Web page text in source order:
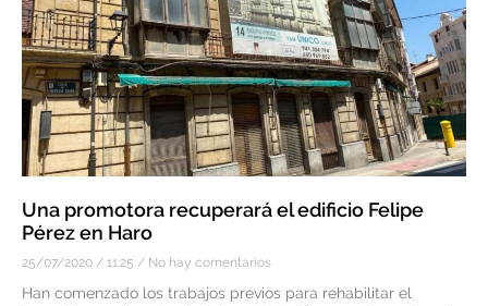
Una promotora recuperará el edificio Felipe
Pérez en Haro
25/07/2020 11:25 No hay comentarios
Han comenzado los trabajos previos para rehabilitar el